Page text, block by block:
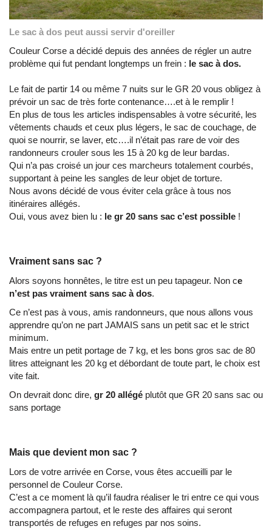
Le sac à dos peut aussi servir d'oreiller
Couleur Corse a décidé depuis des années de régler un autre
problème qui fut pendant longtemps un frein : le sac à dos.
Le fait de partir 14 ou même 7 nuits sur le GR 20 vous obligez à
prévoir un sac de très forte contenance….et à le remplir !
En plus de tous les articles indispensables à votre sécurité, les
vêtements chauds et ceux plus légers, le sac de couchage, de
quoi se nourrir, se laver, etc….il n’était pas rare de voir des
randonneurs crouler sous les 15 à 20 kg de leur bardas.
Qui n’a pas croisé un jour ces marcheurs totalement courbés,
supportant à peine les sangles de leur objet de torture.
Nous avons décidé de vous éviter cela grâce à tous nos
itinéraires allégés.
Oui, vous avez bien lu : le gr 20 sans sac c’est possible !
Vraiment sans sac ?
Alors soyons honnêtes, le titre est un peu tapageur. Non ce
n’est pas vraiment sans sac à dos.
Ce n’est pas à vous, amis randonneurs, que nous allons vous
apprendre qu’on ne part JAMAIS sans un petit sac et le strict
minimum.
Mais entre un petit portage de 7 kg, et les bons gros sac de 80
litres atteignant les 20 kg et débordant de toute part, le choix est
vite fait.
On devrait donc dire, gr 20 allégé plutôt que GR 20 sans sac ou
sans portage
Mais que devient mon sac ?
Lors de votre arrivée en Corse, vous êtes accueilli par le
personnel de Couleur Corse.
C’est a ce moment là qu’il faudra réaliser le tri entre ce qui vous
accompagnera partout, et le reste des affaires qui seront
transportés de refuges en refuges par nos soins.